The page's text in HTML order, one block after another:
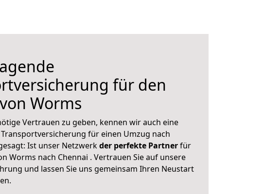
für den
Worms
Vertrauen zu geben, kennen wir auch eine
für einen Umzug nach
Ist unser Netzwerkder perfekte Partnerfür
Worms nach Chennai . Vertrauen Sie auf unsere
und lassen Sie uns gemeinsam Ihren Neustart